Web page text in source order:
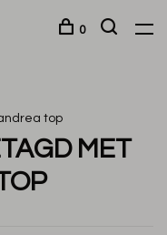
0
top
MET